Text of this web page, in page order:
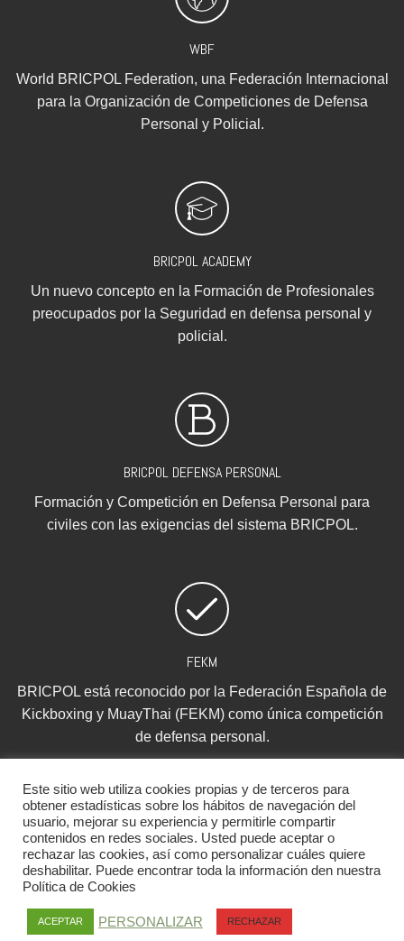
WBF
World BRICPOL Federation, una Federación Internacional
para la Organización de Competiciones de Defensa
Personal y Policial.
BRICPOL ACADEMY
Un nuevo concepto en la Formación de Profesionales
preocupados por la Seguridad en defensa personal y
policial.
BRICPOL DEFENSA PERSONAL
Formación y Competición en Defensa Personal para
civiles con las exigencias del sistema BRICPOL.
FEKM
BRICPOL está reconocido por la Federación Española de
Kickboxing y MuayThai (FEKM) como única competición
de defensa personal.
BRICPOL EN LA FEKM
BRICPOL
Este sitio web utiliza cookies propias y de terceros para
obtener estadísticas sobre los hábitos de navegación del
usuario, mejorar su experiencia y permitirle compartir
contenidos en redes sociales. Usted puede aceptar o
rechazar las cookies, así como personalizar cuáles quiere
deshabilitar. Puede encontrar toda la información den nuestra
Política de Cookies
ACEPTAR PERSONALIZAR RECHAZAR